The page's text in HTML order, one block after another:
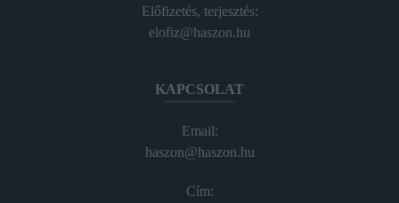
Előfizetés, terjesztés:
elofiz@haszon.hu
KAPCSOLAT
Email:
haszon@haszon.hu
Cím: